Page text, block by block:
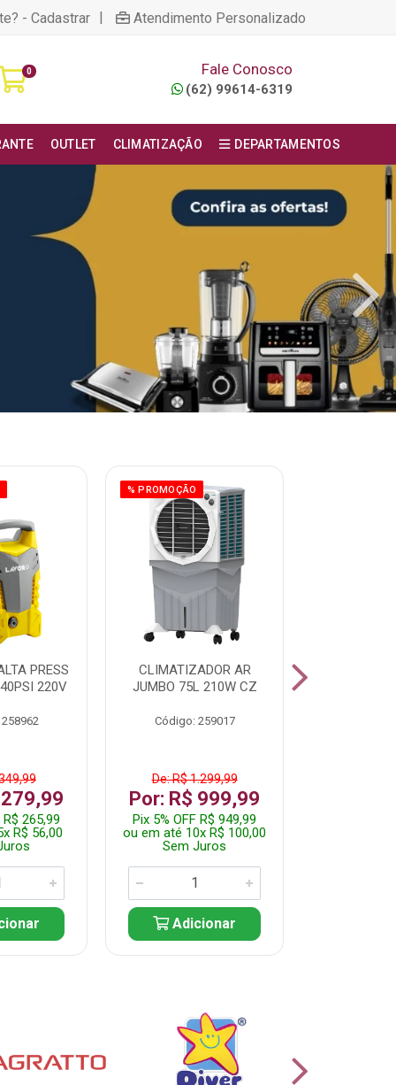
- Cadastrar | Atendimento Personalizado
0 Fale Conosco
(62) 99614-6319
OUTLET CLIMATIZAÇÃO DEPARTAMENTOS
PRESS
220V
R$ 265,99
R$ 56,00
% PROMOÇÃO
CLIMATIZADOR AR
JUMBO 75L 210W CZ
Código: 259017
De: R$ 1.299,99
Por: R$ 999,99
Pix 5% OFF R$ 949,99
ou em até 10x R$ 100,00
Sem Juros
Adicionar